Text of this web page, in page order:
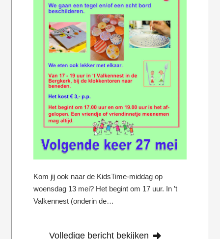
Kom jij ook naar de KidsTime-middag op
woensdag 13 mei? Het begint om 17 uur. In ’t
Valkennest (onderin de…
Volledige bericht bekijken